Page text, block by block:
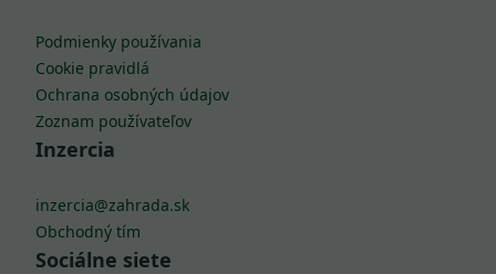
Podmienky používania
Cookie pravidlá
Ochrana osobných údajov
Zoznam používateľov
Inzercia
inzercia@zahrada.sk
Obchodný tím
Sociálne siete